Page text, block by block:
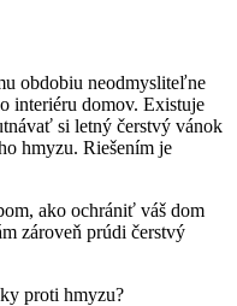
obdobiu neodmysliteľne
interiéru domov. Existuje
si letný čerstvý vánok
hmyzu. Riešením je
ako ochrániť váš dom
zároveň prúdi čerstvý
proti hmyzu?